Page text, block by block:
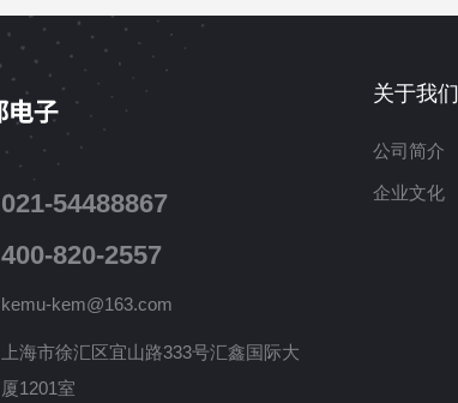
021-54488867
400-820-2557
kemu-kem@163.com
上海市徐汇区宜山路333号汇鑫国际大
厦1201室
关于我们
公司简介
企业文化